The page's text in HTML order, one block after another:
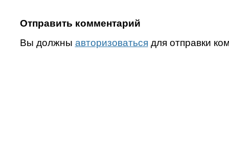
Отправить комментарий
Вы должны авторизоваться для отправки